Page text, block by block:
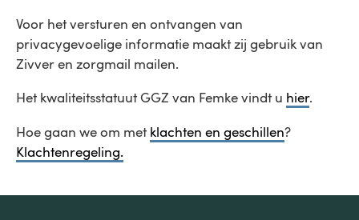
Voor het versturen en ontvangen van
privacygevoelige informatie maakt zij gebruik van
Zivver en zorgmail mailen.
Het kwaliteitsstatuut GGZ van Femke vindt u hier.
Hoe gaan we om met klachten en geschillen?
Klachtenregeling.